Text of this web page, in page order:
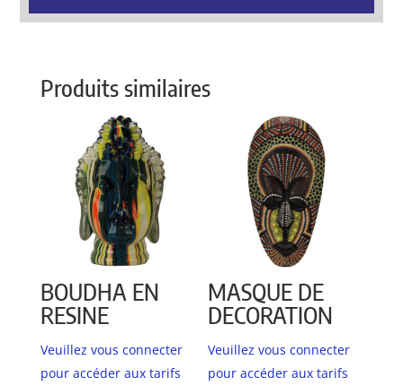
Produits similaires
BOUDHA EN
RESINE
Veuillez vous connecter
pour accéder aux tarifs
MASQUE DE
DECORATION
Veuillez vous connecter
pour accéder aux tarifs